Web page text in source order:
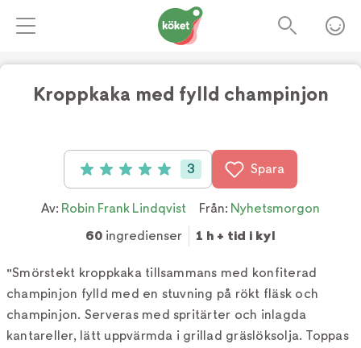
Kroppkaka med fylld champinjon
Betyg: 5 av 5 (3 röster)
3 Spara
Av: Robin Frank Lindqvist Från: Nyhetsmorgon
60 ingredienser 1 h + tid i kyl
"Smörstekt kroppkaka tillsammans med konfiterad
champinjon fylld med en stuvning på rökt fläsk och
champinjon. Serveras med spritärter och inlagda
kantareller, lätt uppvärmda i grillad gräslöksolja. Toppas